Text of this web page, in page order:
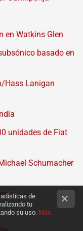
en Watkins Glen
basado en
Hass Lanigan
unidades de Fiat
Schumacher
de
tu
su uso. Más